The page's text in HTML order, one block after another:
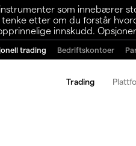
som innebærer
etter om du forstår
innskudd.
trading Bedriftskontoer
Trading